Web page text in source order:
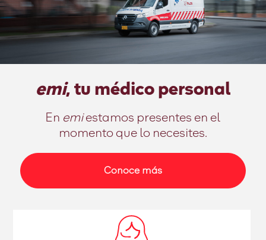
emi, tu médico personal
En emiestamos presentes en el
momento que lo necesites.
Conoce más